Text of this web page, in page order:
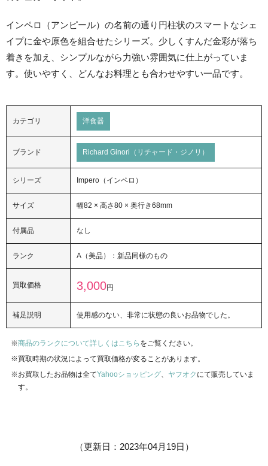
インペロ（アンピール）の名前の通り円柱状のスマートなシェ
イプに金や原色を組合せたシリーズ。少しくすんだ金彩が落ち
着きを加え、シンプルながら力強い雰囲気に仕上がっていま
す。使いやすく、どんなお料理とも合わせやすい一品です。
カテゴリ 洋食器
ブランド Richard Ginori（リチャード・ジノリ）
シリーズ Impero（インペロ）
サイズ 幅82 × 高さ80 × 奥行き68mm
付属品 なし
ランク A（美品）：新品同様のもの
買取価格 3,000円
補足説明 使用感のない、非常に状態の良いお品物でした。
商品のランクについて詳しくはこちら をご覧ください。
買取時期の状況によって買取価格が変ることがあります。
お買取したお品物は全てYahooショッピング、 ヤフオク にて販売していま
す。
（更新日：2023年04月19日）